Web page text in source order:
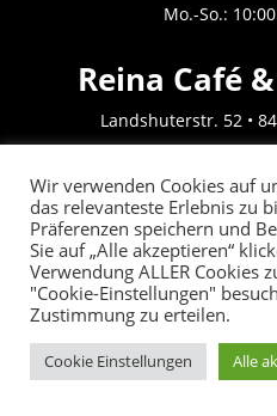
Mo.-So.:
Reina Café
Landshuterstr. 52 •
Fax: 08702
Impressum|
©copyrights
JETZT
Wir verwenden Cookies auf
das relevanteste Erlebnis zu
Präferenzen speichern und
Sie auf „Alle akzeptieren“
Verwendung ALLER Cookies
"Cookie-Einstellungen"
Zustimmung zu erteilen.
Cookie Einstellungen Alle